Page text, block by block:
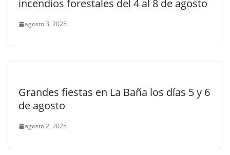
incendios forestales del 4 al 8 de agosto
agosto 3, 2025
Grandes fiestas en La Baña los días 5 y 6
de agosto
agosto 2, 2025